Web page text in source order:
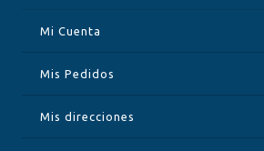
Mi Cuenta
Mis Pedidos
Mis direcciones